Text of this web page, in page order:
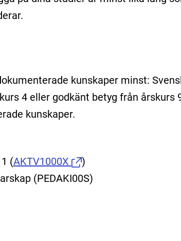
kunskaper minst:
4 eller godkänt betyg från årskurs
kunskaper.
(AKTV1000X
)
(PEDAKI00S)